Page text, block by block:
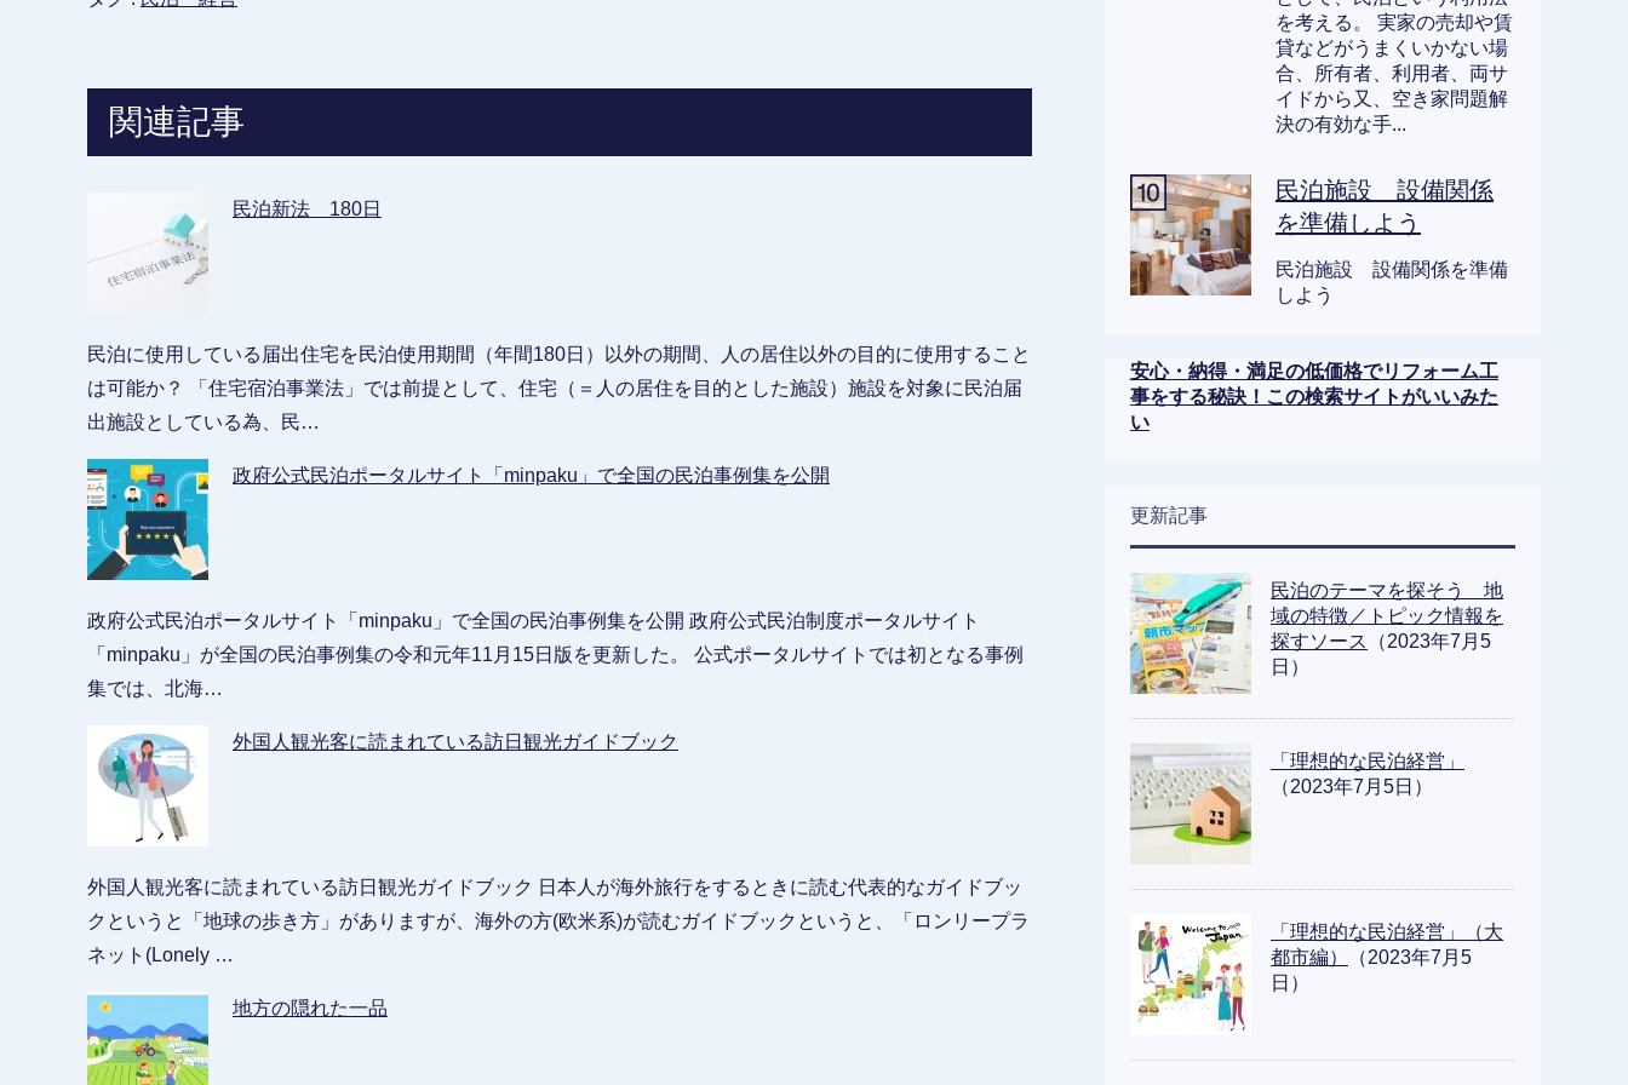
関連記事
民泊新法 180日
民泊に使用している届出住宅を民泊使用期間（年間180日）以外の期間、人の居住以外の目的に使用すること
は可能か？ 「住宅宿泊事業法」では前提として、住宅（＝人の居住を目的とした施設）施設を対象に民泊届
出施設としている為、民…
政府公式民泊ポータルサイト「minpaku」で全国の民泊事例集を公開
政府公式民泊ポータルサイト「minpaku」で全国の民泊事例集を公開 政府公式民泊制度ポータルサイト
「minpaku」が全国の民泊事例集の令和元年11月15日版を更新した。 公式ポータルサイトでは初となる事例
集では、北海…
外国人観光客に読まれている訪日観光ガイドブック
外国人観光客に読まれている訪日観光ガイドブック 日本人が海外旅行をするときに読む代表的なガイドブッ
クというと「地球の歩き方」がありますが、海外の方(欧米系)が読むガイドブックというと、「ロンリープラ
ネット(Lonely …
地方の隠れた一品
を考える。 実家の売却や賃
貸などがうまくいかない場
合、所有者、利用者、両サ
イドから又、空き家問題解
決の有効な手...
民泊施設 設備関係
を準備しよう
民泊施設 設備関係を準備
しよう
安心・納得・満足の低価格でリフォーム工
事をする秘訣！この検索サイトがいいみた
い
更新記事
民泊のテーマを探そう 地
域の特徴／トピック情報を
探すソース
（2023年7月5
日）
「理想的な民泊経営」
（2023年7月5日）
「理想的な民泊経営」（大
都市編）
（2023年7月5
日）